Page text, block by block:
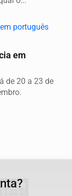
em
de 20 a 23 de